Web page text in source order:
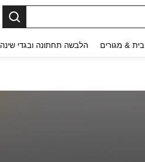
בית & מגורים הלבשה תחתונה ובגדי שינה